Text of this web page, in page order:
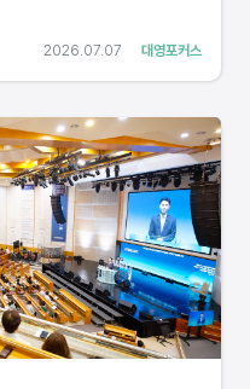
대영포커스
2026.07.07